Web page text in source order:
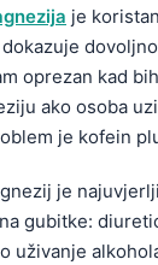
je
oprezan kad
ako osoba
je kofein
je
gubitke:
uživanje